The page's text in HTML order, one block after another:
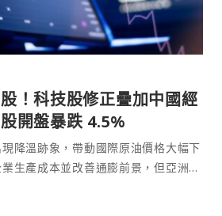
！科技股修正疊加中國經
開盤暴跌 4.5%
降溫跡象，帶動國際原油價格大幅下
生產成本並改善通膨前景，但亞洲主
仍全面走弱。在科技與半導體類股遭